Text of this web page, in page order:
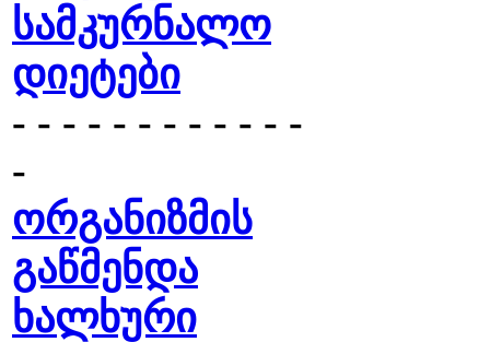
სამკურნალო
დიეტები
- - - - - - - - - - - -
-
ორგანიზმის
გაწმენდა
ხალხური